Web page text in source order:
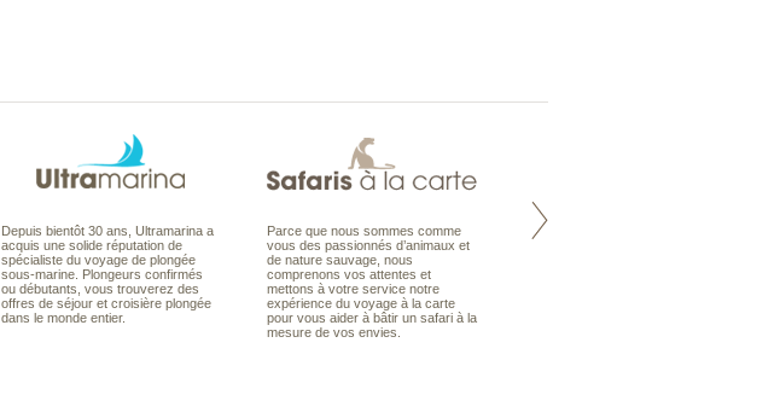
Depuis bientôt 30 ans, Ultramarina a
acquis une solide réputation de
spécialiste du voyage de plongée
sous-marine. Plongeurs confirmés
ou débutants, vous trouverez des
offres de séjour et croisière plongée
dans le monde entier.
Parce que nous sommes comme
vous des passionnés d’animaux et
de nature sauvage, nous
comprenons vos attentes et
mettons à votre service notre
expérience du voyage à la carte
pour vous aider à bâtir un safari à la
mesure de vos envies.
Maldives à la Carte propose tous